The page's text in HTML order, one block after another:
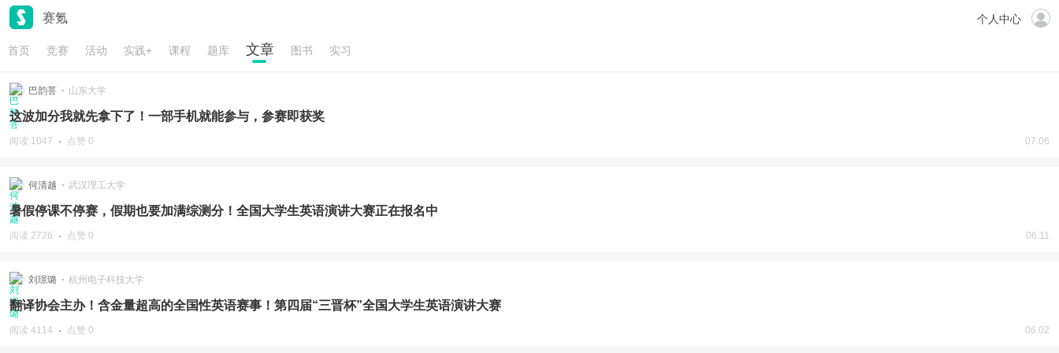
赛氪 个人中心
首页 竞赛 活动 实践+ 课程 题库 文章 图书 实习
巴韵菩 山东大学
这波加分我就先拿下了！一部手机就能参与，参赛即获奖
阅读 1047 点赞 0 07.06
何清越 武汉理工大学
暑假停课不停赛，假期也要加满综测分！全国大学生英语演讲大赛正在报名中
阅读 2726 点赞 0 06.11
刘璟璐 杭州电子科技大学
翻译协会主办！含金量超高的全国性英语赛事！第四届“三晋杯”全国大学生英语演讲大赛
阅读 4114 点赞 0 06.02